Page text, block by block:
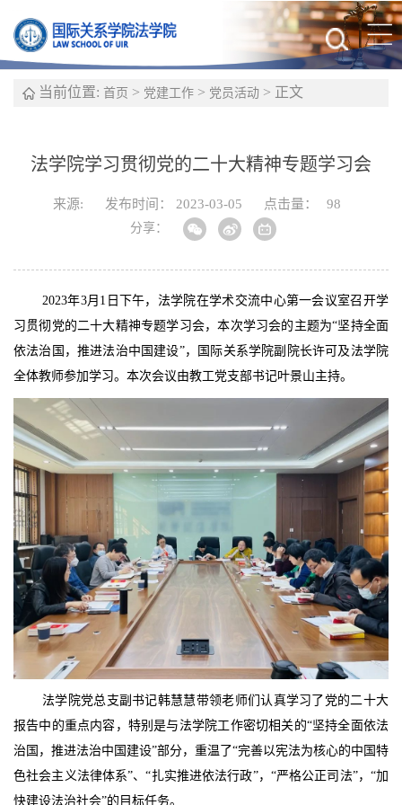
当前位置: 首页 > 党建工作 > 党员活动 > 正文
法学院学习贯彻党的二十大精神专题学习会
来源: 发布时间： 2023-03-05 点击量： 98
分享：
2023年3月1日下午，法学院在学术交流中心第一会议室召开学
习贯彻党的二十大精神专题学习会，本次学习会的主题为“坚持全面
依法治国，推进法治中国建设”，国际关系学院副院长许可及法学院
全体教师参加学习。本次会议由教工党支部书记叶景山主持。
法学院党总支副书记韩慧慧带领老师们认真学习了党的二十大
报告中的重点内容，特别是与法学院工作密切相关的“坚持全面依法
治国，推进法治中国建设”部分，重温了“完善以宪法为核心的中国特
色社会主义法律体系”、“扎实推进依法行政”，“严格公正司法”，“加
快建设法治社会”的目标任务。